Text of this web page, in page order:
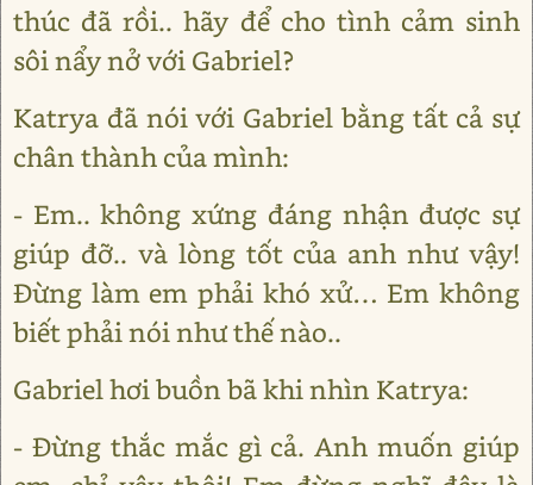
thúc đã rồi.. hãy để cho tình cảm sinh
sôi nẩy nở với Gabriel?
Katrya đã nói với Gabriel bằng tất cả sự
chân thành của mình:
- Em.. không xứng đáng nhận được sự
giúp đỡ.. và lòng tốt của anh như vậy!
Đừng làm em phải khó xử… Em không
biết phải nói như thế nào..
Gabriel hơi buồn bã khi nhìn Katrya:
- Đừng thắc mắc gì cả. Anh muốn giúp